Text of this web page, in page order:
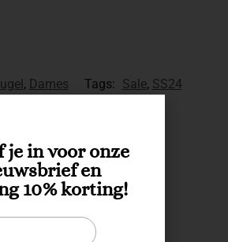
, Dames Tags: Sale, SS24
je in voor onze
en
10% korting!